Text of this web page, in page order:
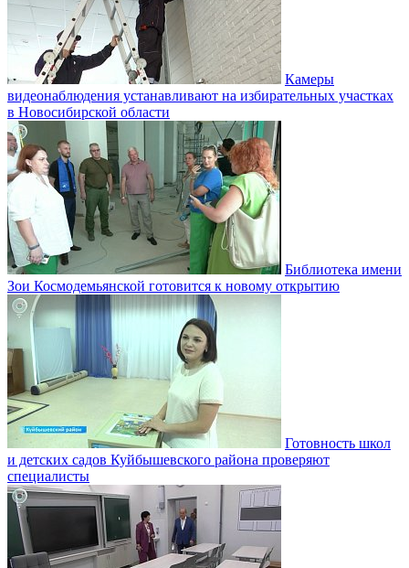
Камеры
видеонаблюдения устанавливают на избирательных участках
в Новосибирской области
Библиотека имени
Зои Космодемьянской готовится к новому открытию
Готовность школ
и детских садов Куйбышевского района проверяют
специалисты